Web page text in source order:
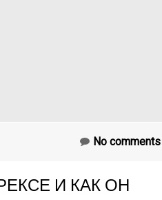
No comments
И КАК ОН